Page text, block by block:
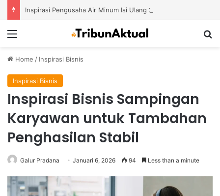
Home / Inspirasi Bisnis
Inspirasi Bisnis
Inspirasi Bisnis Sampingan
Karyawan untuk Tambahan
Penghasilan Stabil
Galur Pradana Januari 6, 2026 94 Less than a minute